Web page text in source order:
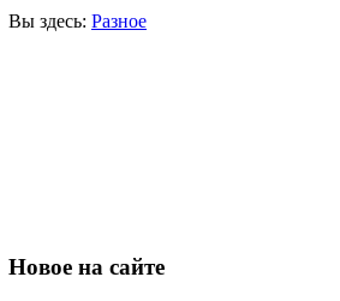
Вы здесь: Разное
Новое на сайте